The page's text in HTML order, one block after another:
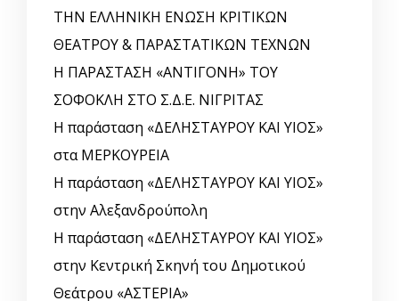
ΤΗΝ ΕΛΛΗΝΙΚΗ ΕΝΩΣΗ ΚΡΙΤΙΚΩΝ
ΘΕΑΤΡΟΥ & ΠΑΡΑΣΤΑΤΙΚΩΝ ΤΕΧΝΩΝ
Η ΠΑΡΑΣΤΑΣΗ «ΑΝΤΙΓΟΝΗ» ΤΟΥ
ΣΟΦΟΚΛΗ ΣΤΟ Σ.Δ.Ε. ΝΙΓΡΙΤΑΣ
Η παράσταση «ΔΕΛΗΣΤΑΥΡΟΥ ΚΑΙ ΥΙΟΣ»
στα ΜΕΡΚΟΥΡΕΙΑ
Η παράσταση «ΔΕΛΗΣΤΑΥΡΟΥ ΚΑΙ ΥΙΟΣ»
στην Αλεξανδρούπολη
Η παράσταση «ΔΕΛΗΣΤΑΥΡΟΥ ΚΑΙ ΥΙΟΣ»
στην Κεντρική Σκηνή του Δημοτικού
Θεάτρου «ΑΣΤΕΡΙΑ»